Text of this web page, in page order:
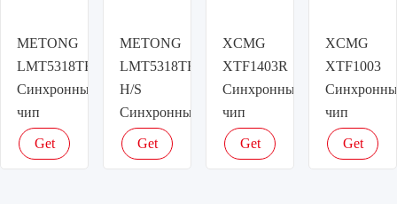
METONG
LMT5318TFCT
Синхронный
чип
Sealer
Get
METONG
LMT5318TFCW-
H/S
Синхронный
чип
Sealer
Get
XCMG
XTF1403R
Синхронный
чип
Sealer
Get
XCMG
XTF1003
чип
Sealer
Get